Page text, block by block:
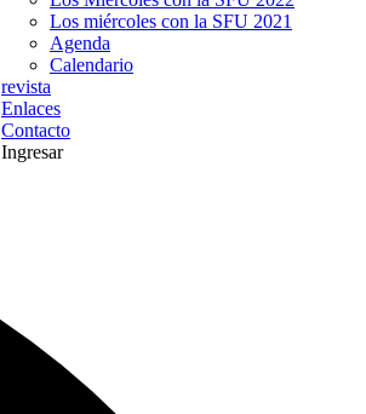
Los miércoles con la SFU 2021
Agenda
Calendario
revista
Enlaces
Contacto
Ingresar